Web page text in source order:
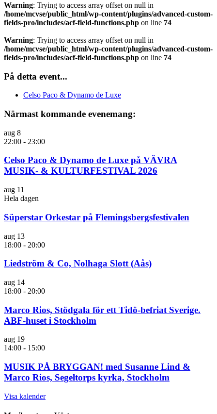
Warning: Trying to access array offset on null in
/home/mcvse/public_html/wp-content/plugins/advanced-custom-
fields-pro/includes/acf-field-functions.php on line 74
Warning: Trying to access array offset on null in
/home/mcvse/public_html/wp-content/plugins/advanced-custom-
fields-pro/includes/acf-field-functions.php on line 74
På detta event...
Celso Paco & Dynamo de Luxe
Närmast kommande evenemang:
aug 8
22:00 - 23:00
Celso Paco & Dynamo de Luxe på VÄVRA
MUSIK- & KULTURFESTIVAL 2026
aug 11
Hela dagen
Süperstar Orkestar på Flemingsbergsfestivalen
aug 13
18:00 - 20:00
Liedström & Co, Nolhaga Slott (Aås)
aug 14
18:00 - 20:00
Marco Rios, Stödgala för ett Tidö-befriat Sverige.
ABF-huset i Stockholm
aug 19
14:00 - 15:00
MUSIK PÅ BRYGGAN! med Susanne Lind &
Marco Rios, Segeltorps kyrka, Stockholm
Visa kalender